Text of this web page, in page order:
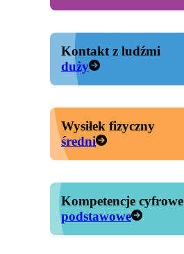
Kontakt z ludźmi
duży
Wysiłek fizyczny
średni
Kompetencje cyfrowe
podstawowe